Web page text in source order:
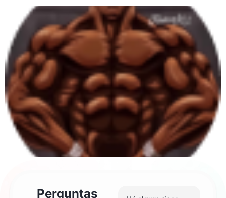
Perguntas